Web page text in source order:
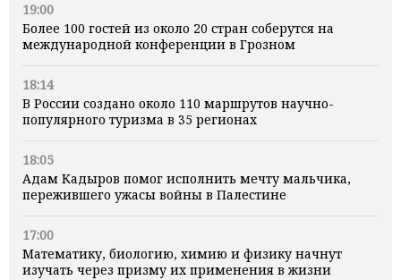
19:00
Более 100 гостей из около 20 стран соберутся на
международной конференции в Грозном
18:14
В России создано около 110 маршрутов научно-
популярного туризма в 35 регионах
18:05
Адам Кадыров помог исполнить мечту мальчика,
пережившего ужасы войны в Палестине
17:00
Математику, биологию, химию и физику начнут
изучать через призму их применения в жизни